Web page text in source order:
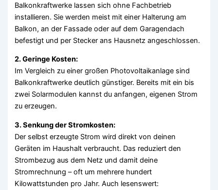
Balkonkraftwerke lassen sich ohne Fachbetrieb
installieren. Sie werden meist mit einer Halterung am
Balkon, an der Fassade oder auf dem Garagendach
befestigt und per Stecker ans Hausnetz angeschlossen.
2. Geringe Kosten:
Im Vergleich zu einer großen Photovoltaikanlage sind
Balkonkraftwerke deutlich günstiger. Bereits mit ein bis
zwei Solarmodulen kannst du anfangen, eigenen Strom
zu erzeugen.
3. Senkung der Stromkosten:
Der selbst erzeugte Strom wird direkt von deinen
Geräten im Haushalt verbraucht. Das reduziert den
Strombezug aus dem Netz und damit deine
Stromrechnung – oft um mehrere hundert
Kilowattstunden pro Jahr. Auch lesenswert: